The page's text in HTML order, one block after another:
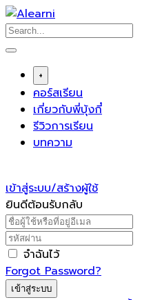
Skip
to
content
+
คอร์สเรียน
เกี่ยวกับพี่บุ้งกี๋
รีวิวการเรียน
บทความ
เข้าสู่ระบบ/สร้างผู้ใช้
ยินดีต้อนรับกลับ
จำฉันไว้
Forgot Password?
เข้าสู่ระบบ